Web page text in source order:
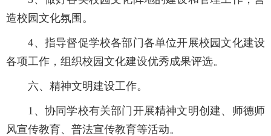
造校园文化氛围。
4、指导督促学校各部门各单位开展校园文化建设
各项工作，组织校园文化建设优秀成果评选。
六、精神文明建设工作。
1 、协同学校有关部门开展精神文明创建、师德师
风宣传教育、普法宣传教育等活动。